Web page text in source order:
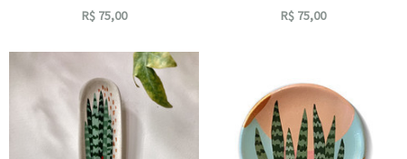
R$ 75,00
R$ 75,00